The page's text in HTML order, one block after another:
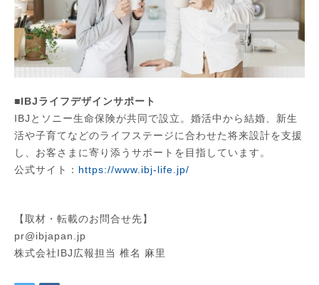
■IBJライフデザインサポート
IBJとソニー生命保険が共同で設立。婚活中から結婚、新生
活や子育てなどのライフステージに合わせた将来設計を支援
し、お客さまに寄り添うサポートを目指しています。
公式サイト： https://www.ibj-life.jp/
【取材・転載のお問合せ先】
pr@ibjapan.jp
株式会社IBJ広報担当 椎名 麻里